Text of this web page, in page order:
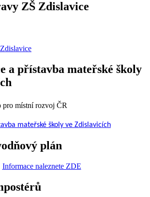
ZŠ Zdislavice
a přístavba mateřské školy
mateřské školy ve Zdislavicích
plán
Informace naleznete ZDE